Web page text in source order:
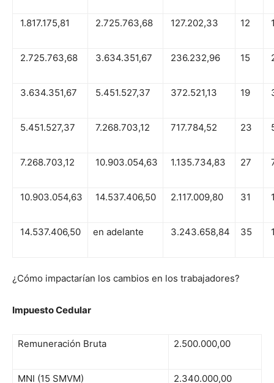
1.817.175,81 2.725.763,68 127.202,33 12
2.725.763,68 3.634.351,67 236.232,96 15
3.634.351,67 5.451.527,37 372.521,13 19
5.451.527,37 7.268.703,12 717.784,52 23
7.268.703,12 10.903.054,63 1.135.734,83 27
10.903.054,63 14.537.406,50 2.117.009,80 31
14.537.406,50 en adelante 3.243.658,84 35
¿Cómo impactarían los cambios en los trabajadores?
Impuesto Cedular
Remuneración Bruta 2.500.000,00
MNI (15 SMVM) 2.340.000,00